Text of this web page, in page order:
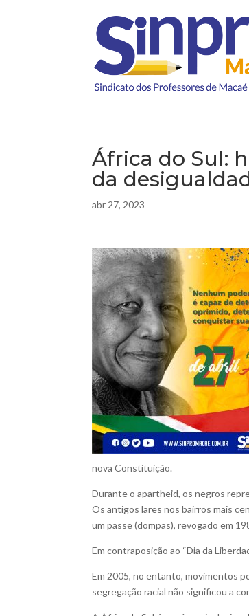
África do Sul:
da
abr 27, 2023
nova Constituição.
Durante o apartheid, os negros
Os antigos lares nos bairros mais
um passe (dompas), revogado em
Em contraposição ao “Dia da
Em 2005, no entanto, movimentos
segregação racial não significou a